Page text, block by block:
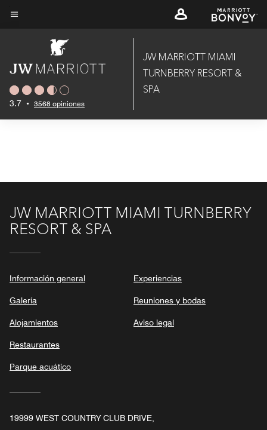
Skip
3.7 • 3568 opiniones
JW MARRIOTT MIAMI
TURNBERRY RESORT &
SPA
JW MARRIOTT MIAMI TURNBERRY
RESORT & SPA
Información general
Galería
Alojamientos
Restaurantes
Parque acuático
Experiencias
Reuniones y bodas
Aviso legal
19999 WEST COUNTRY CLUB DRIVE,